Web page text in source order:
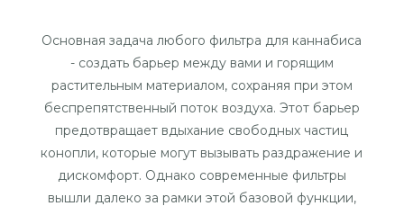
Основная задача любого фильтра для каннабиса
- создать барьер между вами и горящим
растительным материалом, сохраняя при этом
беспрепятственный поток воздуха. Этот барьер
предотвращает вдыхание свободных частиц
конопли, которые могут вызывать раздражение и
дискомфорт. Однако современные фильтры
вышли далеко за рамки этой базовой функции,